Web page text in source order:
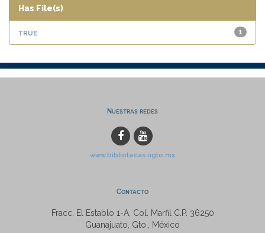
Has File(s)
1
true
Nuestras redes
www.bibliotecas.ugto.mx
Contacto
Fracc. El Establo 1-A, Col. Marfil C.P. 36250
Guanajuato, Gto., México